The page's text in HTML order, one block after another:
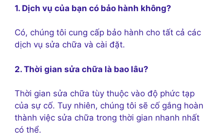
1. Dịch vụ của bạn có bảo hành không?
Có, chúng tôi cung cấp bảo hành cho tất cả các
dịch vụ sửa chữa và cài đặt.
2. Thời gian sửa chữa là bao lâu?
Thời gian sửa chữa tùy thuộc vào độ phức tạp
của sự cố. Tuy nhiên, chúng tôi sẽ cố gắng hoàn
thành việc sửa chữa trong thời gian nhanh nhất
có thể.